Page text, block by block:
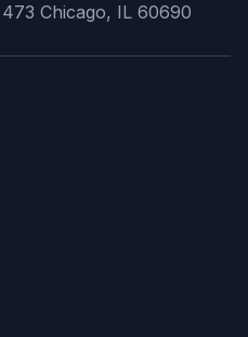
Chicago, IL 60690